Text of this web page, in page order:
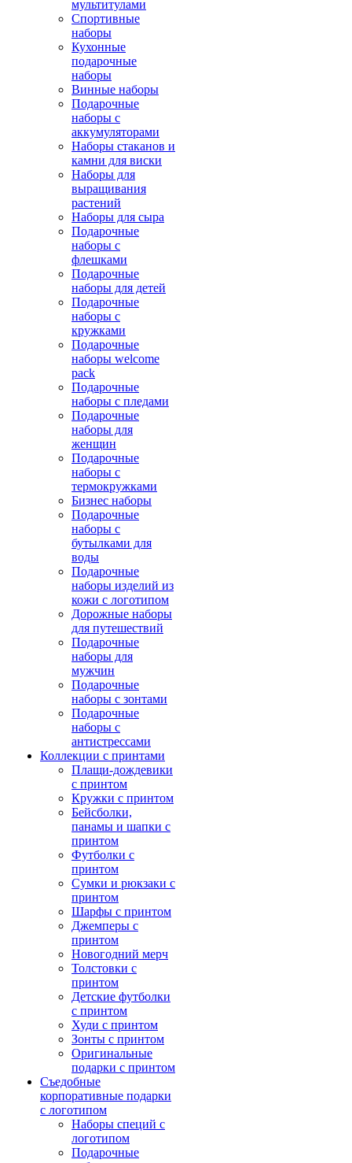
мультитулами
Спортивные
наборы
Кухонные
подарочные
наборы
Винные наборы
Подарочные
наборы с
аккумуляторами
Наборы стаканов и
камни для виски
Наборы для
выращивания
растений
Наборы для сыра
Подарочные
наборы с
флешками
Подарочные
наборы для детей
Подарочные
наборы с
кружками
Подарочные
наборы welcome
pack
Подарочные
наборы с пледами
Подарочные
наборы для
женщин
Подарочные
наборы с
термокружками
Бизнес наборы
Подарочные
наборы с
бутылками для
воды
Подарочные
наборы изделий из
кожи с логотипом
Дорожные наборы
для путешествий
Подарочные
наборы для
мужчин
Подарочные
наборы с зонтами
Подарочные
наборы с
антистрессами
Коллекции с принтами
Плащи-дождевики
с принтом
Кружки с принтом
Бейсболки,
панамы и шапки с
принтом
Футболки с
принтом
Сумки и рюкзаки с
принтом
Шарфы с принтом
Джемперы с
принтом
Новогодний мерч
Толстовки с
принтом
Детские футболки
с принтом
Худи с принтом
Зонты с принтом
Оригинальные
подарки с принтом
Съедобные
корпоративные подарки
с логотипом
Наборы специй с
логотипом
Подарочные